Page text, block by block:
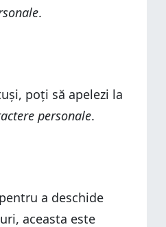
.
poți să apelezi la
personale.
a deschide
aceasta este